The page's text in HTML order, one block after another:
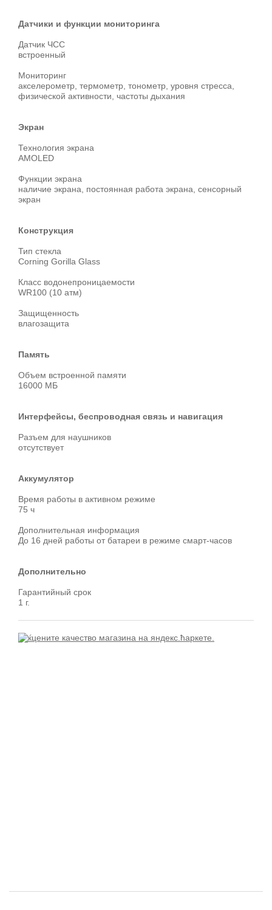
Датчики и функции мониторинга
Датчик ЧСС
встроенный
Мониторинг
акселерометр, термометр, тонометр, уровня стресса,
физической активности, частоты дыхания
Экран
Технология экрана
AMOLED
Функции экрана
наличие экрана, постоянная работа экрана, сенсорный
экран
Конструкция
Тип стекла
Corning Gorilla Glass
Класс водонепроницаемости
WR100 (10 атм)
Защищенность
влагозащита
Память
Объем встроенной памяти
16000 МБ
Интерфейсы, беспроводная связь и навигация
Разъем для наушников
отсутствует
Аккумулятор
Время работы в активном режиме
75 ч
Дополнительная информация
До 16 дней работы от батареи в режиме смарт-часов
Дополнительно
Гарантийный срок
1 г.